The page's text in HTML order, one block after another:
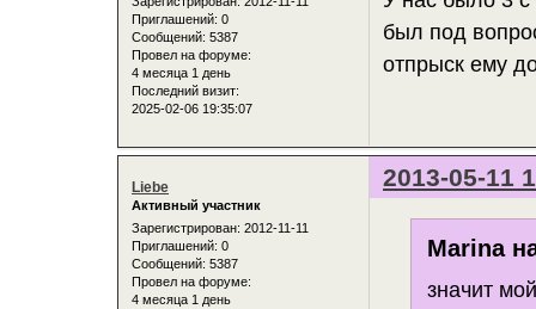
Приглашений: 0
Сообщений: 5387
Провел на форуме:
4 месяца 1 день
Последний визит:
2025-02-06 19:35:07
был под
отпрыск ему
2013-05-11
Liebe
Активный участник
Зарегистрирован: 2012-11-11
Приглашений: 0
Сообщений: 5387
Провел на форуме:
4 месяца 1 день
Marina
значит